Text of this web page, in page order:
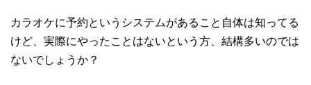
カラオケに予約というシステムがあること自体は知ってる
けど、実際にやったことはないという方、結構多いのでは
ないでしょうか？